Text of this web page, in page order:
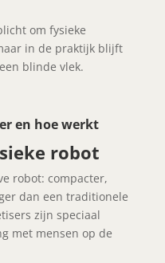
om fysieke
in de praktijk blijft
blinde vlek.
en hoe werkt
robot
robot: compacter,
dan een traditionele
zijn speciaal
met mensen op de